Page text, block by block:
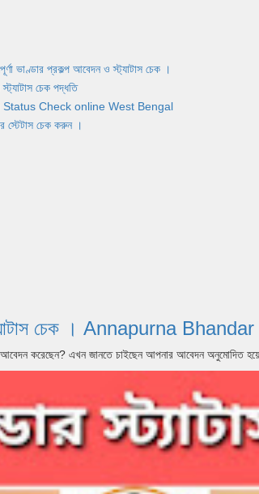
প্রকল্প আবেদন ও স্ট্যাটাস চেক ।
চেক পদ্ধতি
Status Check online West Bengal
চেক করুন ।
স্ট্যাটাস চেক । Annapurna
করেছেন? এখন জানতে চাইছেন আপনার আবেদন অনুমোদিত